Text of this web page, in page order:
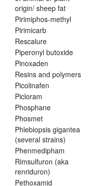
origin/ sheep fat
Pirimiphos-methyl
Pirimicarb
Rescalure
Piperonyl butoxide
Pinoxaden
Resins and polymers
Picolinafen
Picloram
Phosphane
Phosmet
Phlebiopsis gigantea
(several strains)
Phenmedipham
Rimsulfuron (aka
renriduron)
Pethoxamid